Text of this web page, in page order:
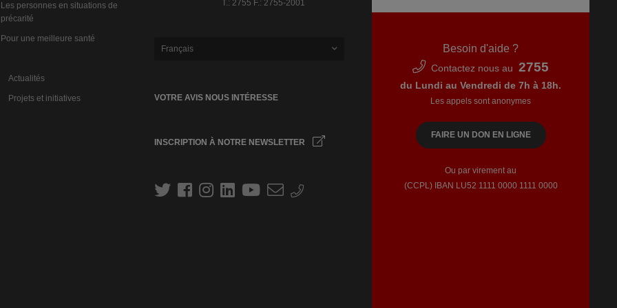
Les personnes en situations de
précarité
Pour une meilleure santé
Actualités
Projets et initiatives
T.: 2755 F.: 2755-2001
Français
VOTRE AVIS NOUS INTÉRESSE
INSCRIPTION À NOTRE NEWSLETTER
Besoin d'aide ?
Contactez nous au 2755
du Lundi au Vendredi de 7h à 18h.
Les appels sont anonymes
FAIRE UN DON EN LIGNE
Ou par virement au
(CCPL) IBAN LU52​ 1111​ 0000​ 1111​ 0000